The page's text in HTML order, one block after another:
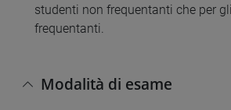
studenti non frequentanti che per
frequentanti.
Modalità di esame